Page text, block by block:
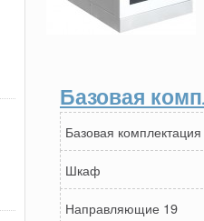
Базовая
Базовая комплектация
Шкаф
Направляющие 19